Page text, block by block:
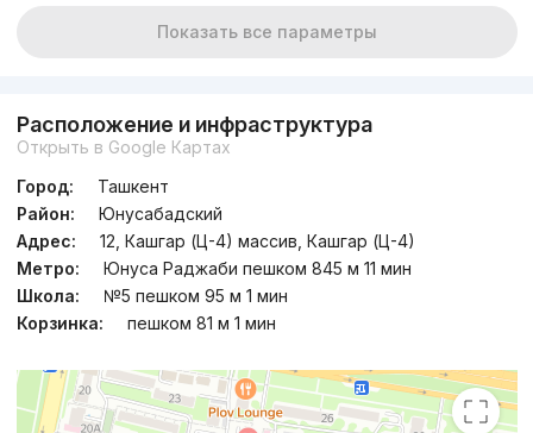
Показать все параметры
Расположение и инфраструктура
Открыть в Google Картах
Город:
Ташкент
Район:
Юнусабадский
Адрес:
12, Кашгар (Ц-4) массив, Кашгар (Ц-4)
Метро:
Юнуса Раджаби пешком 845 м 11 мин
Школа:
№5 пешком 95 м 1 мин
Корзинка:
пешком 81 м 1 мин